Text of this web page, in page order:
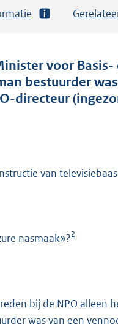
voor
bestuurder
directeur
van
nasmaak»?2
bij de NPO alleen
was van een